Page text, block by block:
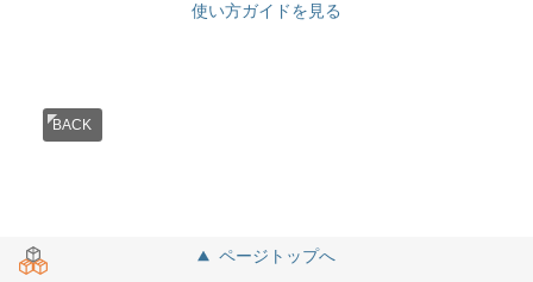
使い方ガイドを見る
BACK
ページトップへ